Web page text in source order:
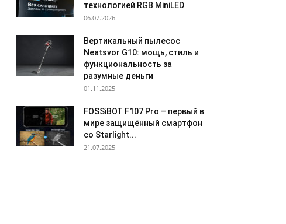
технологией RGB MiniLED
06.07.2026
Вертикальный пылесос
Neatsvor G10: мощь, стиль и
функциональность за
разумные деньги
01.11.2025
FOSSiBOT F107 Pro – первый в
мире защищённый смартфон
со Starlight...
21.07.2025